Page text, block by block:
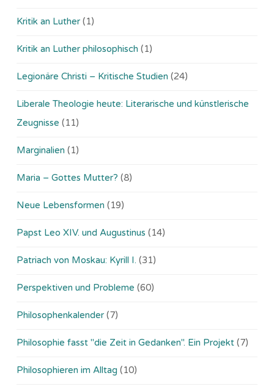
Kritik an Luther (1)
Kritik an Luther philosophisch (1)
Legionäre Christi – Kritische Studien (24)
Liberale Theologie heute: Literarische und künstlerische
Zeugnisse (11)
Marginalien (1)
Maria – Gottes Mutter? (8)
Neue Lebensformen (19)
Papst Leo XIV. und Augustinus (14)
Patriach von Moskau: Kyrill I. (31)
Perspektiven und Probleme (60)
Philosophenkalender (7)
Philosophie fasst "die Zeit in Gedanken". Ein Projekt (7)
Philosophieren im Alltag (10)